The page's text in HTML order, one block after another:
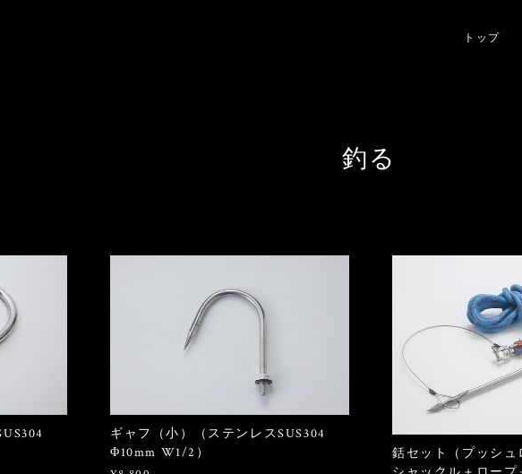
トップ
釣る
ギャフ（小）（ステンレスSUS304
Φ10mm W1/2）
銛セット（プッシ